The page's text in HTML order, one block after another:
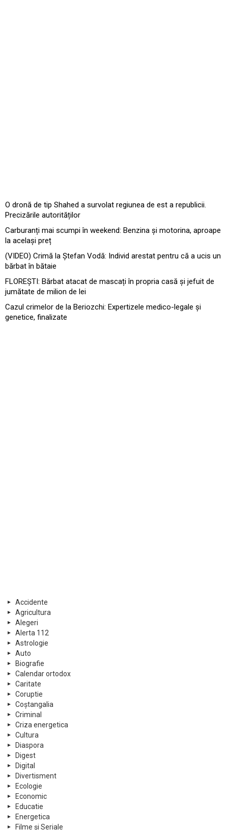
O dronă de tip Shahed a survolat regiunea de est a republicii.
Precizările autorităților
Carburanți mai scumpi în weekend: Benzina și motorina, aproape
la același preț
(VIDEO) Crimă la Ștefan Vodă: Individ arestat pentru că a ucis un
bărbat în bătaie
FLOREȘTI: Bărbat atacat de mascați în propria casă și jefuit de
jumătate de milion de lei
Cazul crimelor de la Beriozchi: Expertizele medico-legale și
genetice, finalizate
Accidente
Agricultura
Alegeri
Alerta 112
Astrologie
Auto
Biografie
Calendar ortodox
Caritate
Coruptie
Coștangalia
Criminal
Criza energetica
Cultura
Diaspora
Digest
Digital
Divertisment
Ecologie
Economic
Educatie
Energetica
Filme și Seriale